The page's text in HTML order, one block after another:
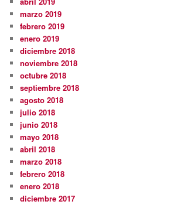
marzo 2019
febrero 2019
enero 2019
diciembre 2018
noviembre 2018
octubre 2018
septiembre 2018
agosto 2018
julio 2018
junio 2018
mayo 2018
abril 2018
marzo 2018
febrero 2018
enero 2018
diciembre 2017